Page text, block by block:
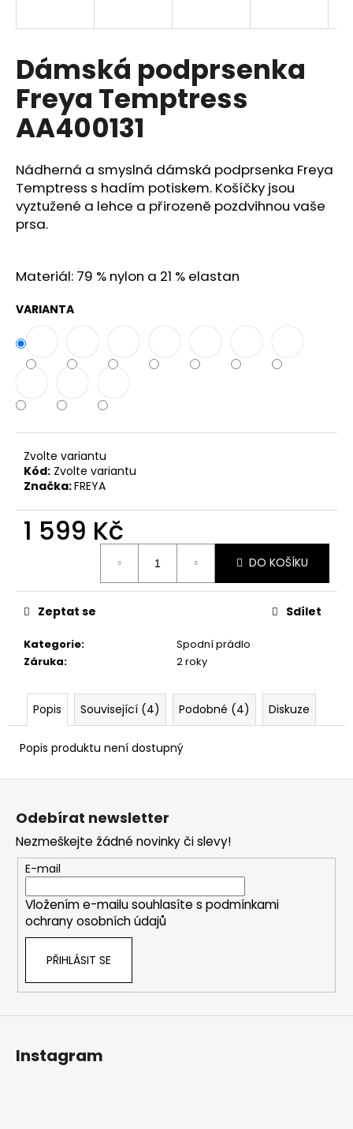
Dámská podprsenka
Freya Temptress
AA400131
Nádherná a smyslná dámská podprsenka Freya
Temptress s hadím potiskem. Košíčky jsou
vyztužené a lehce a přirozeně pozdvihnou vaše
prsa.
Materiál: 79 % nylon a 21 % elastan
VARIANTA
Zvolte variantu
Kód: Zvolte variantu
Značka:FREYA
1 599 Kč
DO KOŠÍKU
Kategorie:
Spodní prádlo
Záruka: 2 roky
Zeptat se Sdílet
Popis Související (4) Podobné (4) Diskuze
Popis produktu není dostupný
í
t
?
HLEDAT
o
p
o
u
č
u
j
e
Z
Odebírat newsletter
Nezmeškejte žádné novinky či slevy!
E-mail
Vložením e-mailu souhlasíte s podmínkami
ochrany osobních údajů
PŘIHLÁSIT SE
Instagram